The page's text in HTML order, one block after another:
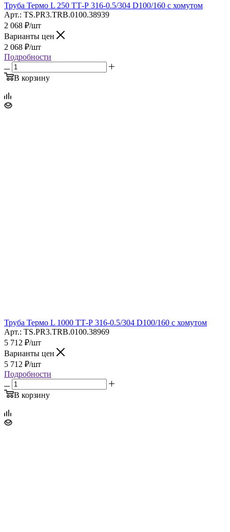
Труба Термо L 250 ТТ-Р 316-0.5/304 D100/160 с хомутом
Арт.: TS.PR3.TRB.0100.38939
2 068 ₽/шт
Варианты цен
2 068 ₽/шт
Подробности
В корзину
Труба Термо L 1000 ТТ-Р 316-0.5/304 D100/160 с хомутом
Арт.: TS.PR3.TRB.0100.38969
5 712 ₽/шт
Варианты цен
5 712 ₽/шт
Подробности
В корзину